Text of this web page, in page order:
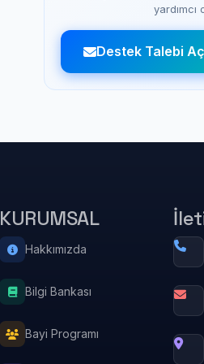
yardımcı
Destek Talebi Aç
KURUMSAL
Hakkımızda
Bilgi Bankası
Bayi Programı